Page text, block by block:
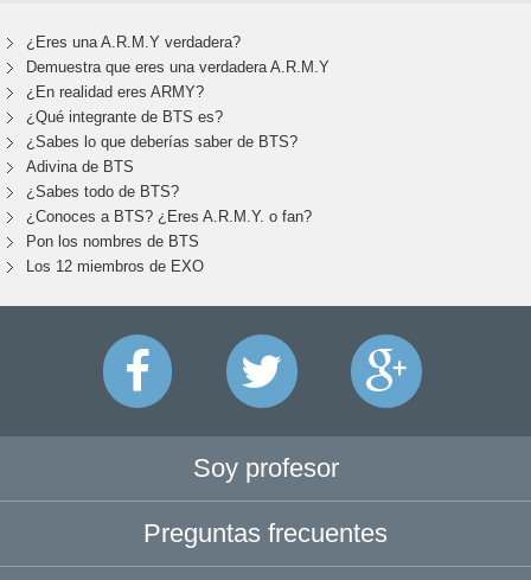
¿Eres una A.R.M.Y verdadera?
Demuestra que eres una verdadera A.R.M.Y
¿En realidad eres ARMY?
¿Qué integrante de BTS es?
¿Sabes lo que deberías saber de BTS?
Adivina de BTS
¿Sabes todo de BTS?
¿Conoces a BTS? ¿Eres A.R.M.Y. o fan?
Pon los nombres de BTS
Los 12 miembros de EXO
Soy profesor
Preguntas frecuentes